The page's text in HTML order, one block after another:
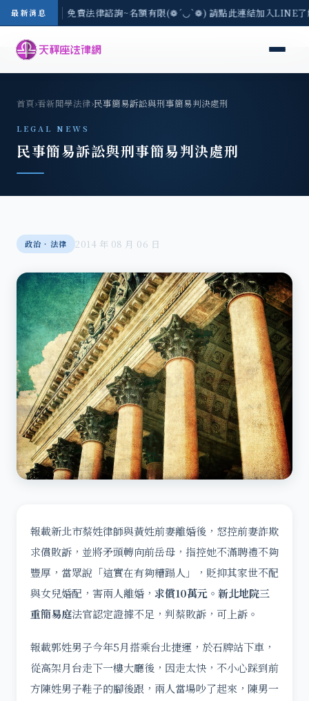
最新消息
-8/3(一) 現場免費法律諮詢~名額有限(❁´◡`❁) 請點此連結加入LINE
首頁›看新聞學法律›民事簡易訴訟與刑事簡易判決處刑
LEGAL NEWS
民事簡易訴訟與刑事簡易判決處刑
政治‧法律 2014 年 08 月 06 日
報載新北市蔡姓律師與黃姓前妻離婚後，怒控前妻詐欺
求償敗訴，並將矛頭轉向前岳母，指控她不滿聘禮不夠
豐厚，當眾說「這實在有夠糟蹋人」，貶抑其家世不配
與女兒婚配，害兩人離婚， 求償10萬元 。 新北地院三
重簡易庭法官認定證據不足，判蔡敗訴，可上訴。
報載郭姓男子今年5月搭乘台北捷運，於石牌站下車，
從高架月台走下一樓大廳後，因走太快，不小心踩到前
方陳姓男子鞋子的腳後跟，兩人當場吵了起來，陳男一